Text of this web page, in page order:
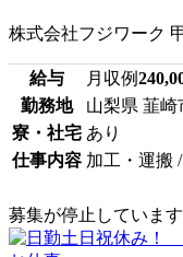
株式会社フジワーク
給与 月収例
勤務地
山梨県 韮崎
寮・社宅 あり
仕事内容 加工・運搬
募集が停止しています